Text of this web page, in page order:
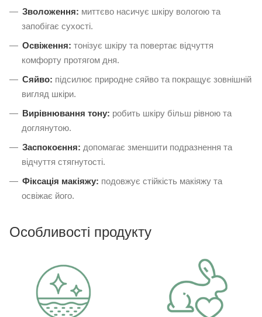
Зволоження: миттєво насичує шкіру вологою та
запобігає сухості.
Освіження: тонізує шкіру та повертає відчуття
комфорту протягом дня.
Сяйво: підсилює природне сяйво та покращує зовнішній
вигляд шкіри.
Вирівнювання тону: робить шкіру більш рівною та
доглянутою.
Заспокоєння: допомагає зменшити подразнення та
відчуття стягнутості.
Фіксація макіяжу: подовжує стійкість макіяжу та
освіжає його.
Особливості продукту